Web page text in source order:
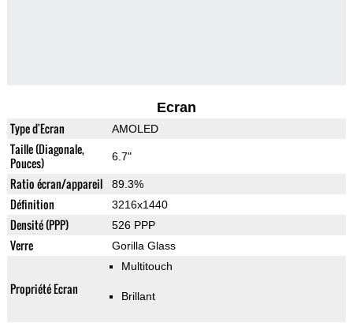
Ecran
Type d'Ecran AMOLED
Taille (Diagonale,
Pouces)
6.7"
Ratio écran/appareil 89.3%
Définition 3216x1440
Densité (PPP) 526 PPP
Verre Gorilla Glass
Propriété Ecran
Multitouch
Brillant